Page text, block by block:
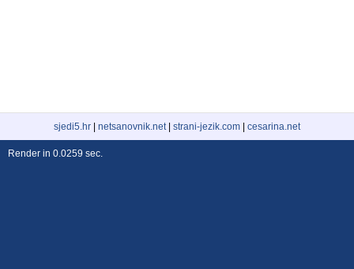
sjedi5.hr netsanovnik.net| strani-jezik.com cesarina.net
Render in 0.0259 sec.